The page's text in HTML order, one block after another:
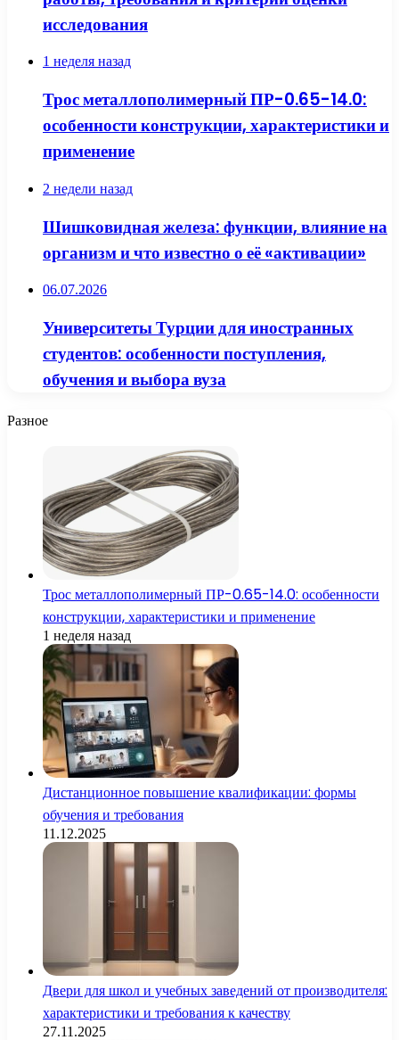
исследования
1 неделя назад
Трос металлополимерный ПР-0.65-14.0:
особенности конструкции, характеристики и
применение
2 недели назад
Шишковидная железа: функции, влияние на
организм и что известно о её «активации»
06.07.2026
Университеты Турции для иностранных
студентов: особенности поступления,
обучения и выбора вуза
Разное
Трос металлополимерный ПР-0.65-14.0: особенности
конструкции, характеристики и применение
1 неделя назад
Дистанционное повышение квалификации: формы
обучения и требования
11.12.2025
Двери для школ и учебных заведений от производителя:
характеристики и требования к качеству
27.11.2025